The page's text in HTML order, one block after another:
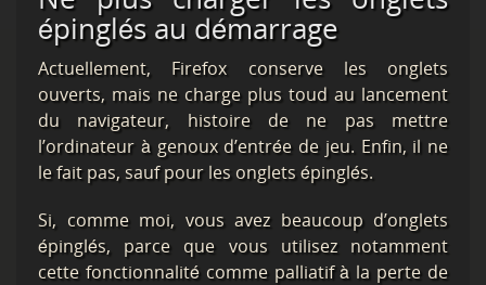
épinglés au démarrage
Actuellement, Firefox conserve les onglets
ouverts, mais ne charge plus toud au lancement
du navigateur, histoire de ne pas mettre
l’ordinateur à genoux d’entrée de jeu. Enfin, il ne
le fait pas, sauf pour les onglets épinglés.
Si, comme moi, vous avez beaucoup d’onglets
épinglés, parce que vous utilisez notamment
cette fonctionnalité comme palliatif à la perte de